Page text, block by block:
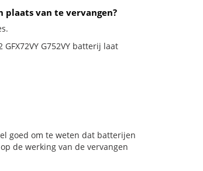
plaats van te vervangen?
G752VY batterij laat
goed om te weten dat batterijen
de werking van de vervangen